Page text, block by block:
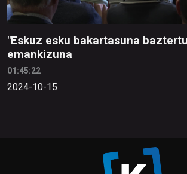
"Eskuz esku bakartasuna
emankizuna
01:45:22
2024-10-15